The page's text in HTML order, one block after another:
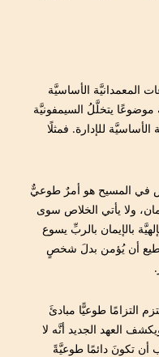
المعمدانيَّة الأساسيَّة
يتخلَّلُ السيمفونيَّة
للإدارة. فمثلًا
في المسيح هو أمرٌ طوعيٌّ
ولا يأتي الخلاص سوى
بالإيمان بالربِّ يسوع
ولا أحد يستطيع أن يُؤمن بدلَ شخصٍ
التزامًا طوعيًّا مبادئَ
العهد الجديد أنَّه لا
أن تكونَ دائمًا طوعيَّةً